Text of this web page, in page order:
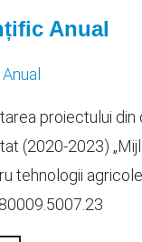
Anual
proiectului din
(2020-2023)
tehnologii agricole